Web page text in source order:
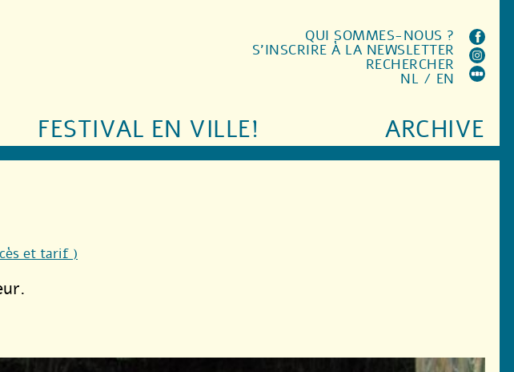
FESTIVAL EN VILLE! ARCHIVE
QUI SOMMES-NOUS ?
S'INSCRIRE À LA NEWSLETTER
RECHERCHER
NL / EN
et tarif )